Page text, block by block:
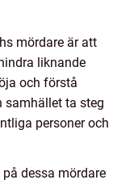
mördare är att
liknande
och förstå
samhället ta steg
personer och
dessa mördare